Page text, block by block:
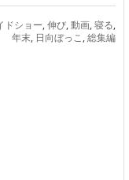
ドショー,伸び,動画,寝る,
年末, 日向ぼっこ ,総集編